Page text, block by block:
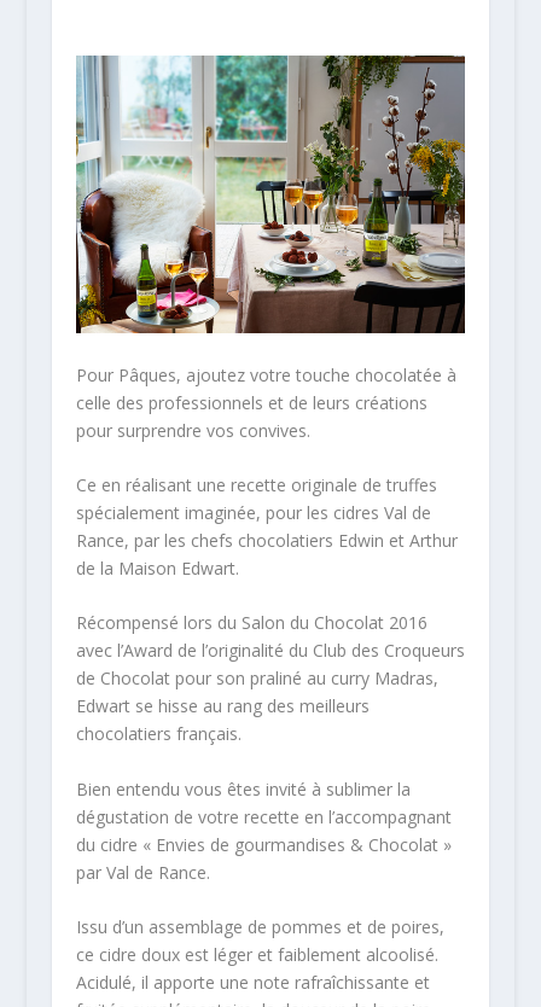
Pour Pâques, ajoutez votre touche chocolatée à
celle des professionnels et de leurs créations
pour surprendre vos convives.
Ce en réalisant une recette originale de truffes
spécialement imaginée, pour les cidres Val de
Rance, par les chefs chocolatiers Edwin et Arthur
de la Maison Edwart.
Récompensé lors du Salon du Chocolat 2016
avec l’Award de l’originalité du Club des Croqueurs
de Chocolat pour son praliné au curry Madras,
Edwart se hisse au rang des meilleurs
chocolatiers français.
Bien entendu vous êtes invité à sublimer la
dégustation de votre recette en l’accompagnant
du cidre « Envies de gourmandises & Chocolat »
par Val de Rance.
Issu d’un assemblage de pommes et de poires,
ce cidre doux est léger et faiblement alcoolisé.
Acidulé, il apporte une note rafraîchissante et